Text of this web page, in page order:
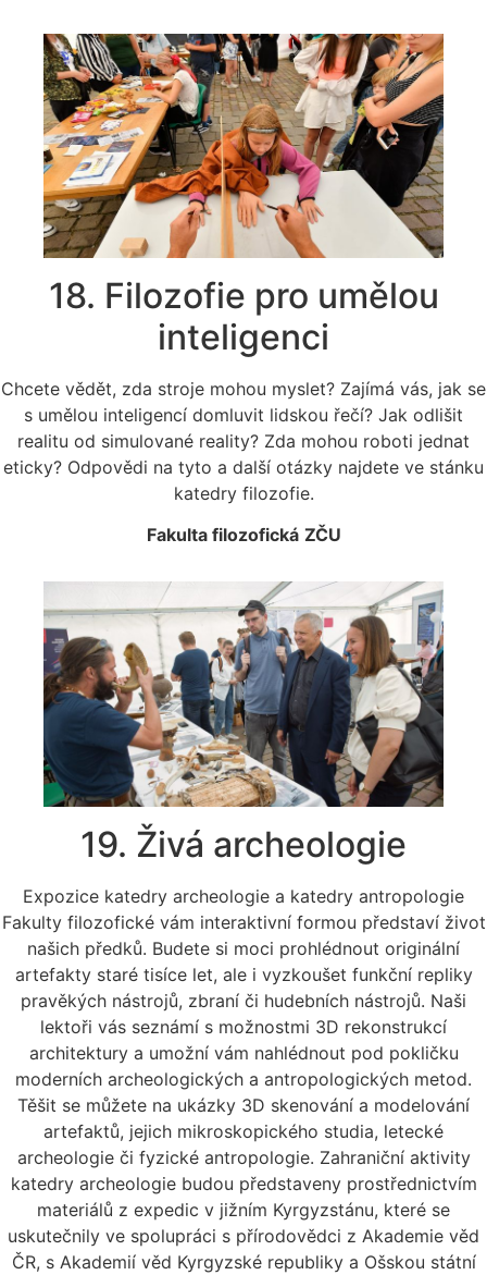
18. Filozofie pro umělou
inteligenci
Chcete vědět, zda stroje mohou myslet? Zajímá vás, jak se
s umělou inteligencí domluvit lidskou řečí? Jak odlišit
realitu od simulované reality? Zda mohou roboti jednat
eticky? Odpovědi na tyto a další otázky najdete ve stánku
katedry filozofie.
Fakulta filozofická ZČU
19. Živá archeologie
Expozice katedry archeologie a katedry antropologie
Fakulty filozofické vám interaktivní formou představí život
našich předků. Budete si moci prohlédnout originální
artefakty staré tisíce let, ale i vyzkoušet funkční repliky
pravěkých nástrojů, zbraní či hudebních nástrojů. Naši
lektoři vás seznámí s možnostmi 3D rekonstrukcí
architektury a umožní vám nahlédnout pod pokličku
moderních archeologických a antropologických metod.
Těšit se můžete na ukázky 3D skenování a modelování
artefaktů, jejich mikroskopického studia, letecké
archeologie či fyzické antropologie. Zahraniční aktivity
katedry archeologie budou představeny prostřednictvím
materiálů z expedic v jižním Kyrgyzstánu, které se
uskutečnily ve spolupráci s přírodovědci z Akademie věd
ČR, s Akademií věd Kyrgyzské republiky a Ošskou státní